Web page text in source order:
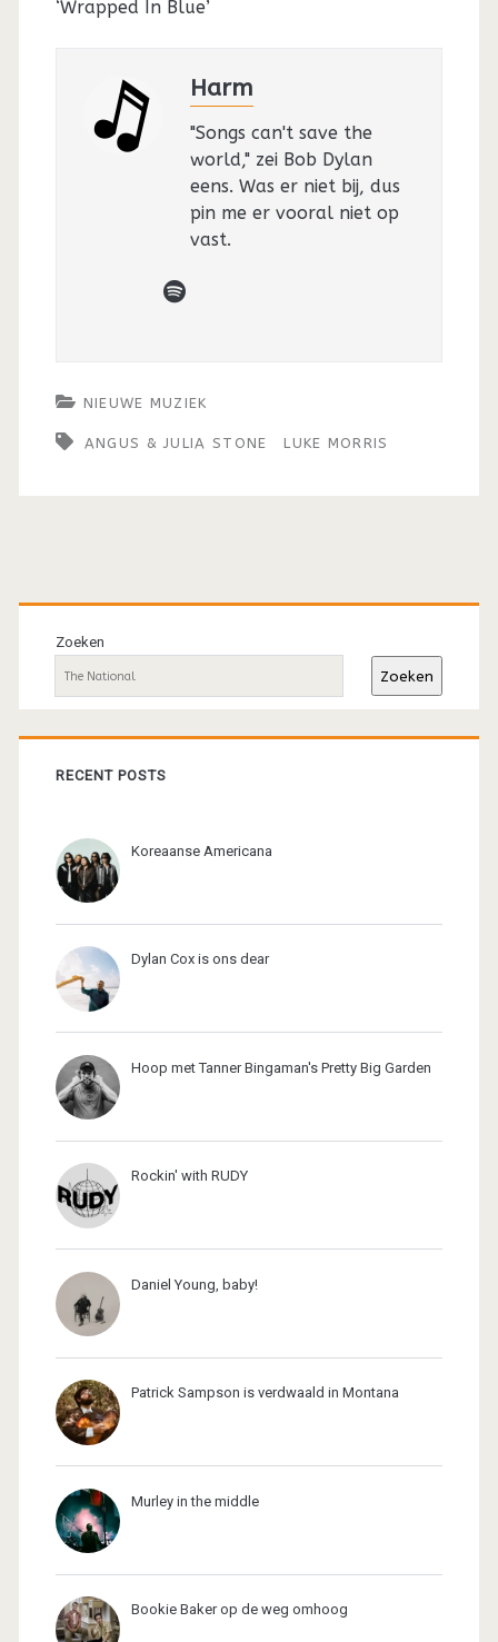
‘Wrapped In Blue’
Harm
"Songs can't save the
world," zei Bob Dylan
eens. Was er niet bij, dus
pin me er vooral niet op
vast.
spotify
NIEUWE MUZIEK
ANGUS & JULIA STONE LUKE MORRIS
Primaire
sidebar
Zoeken
Zoeken
RECENT POSTS
Koreaanse Americana
Dylan Cox is ons dear
Hoop met Tanner Bingaman's Pretty Big Garden
Rockin' with RUDY
Daniel Young, baby!
Patrick Sampson is verdwaald in Montana
Murley in the middle
Bookie Baker op de weg omhoog